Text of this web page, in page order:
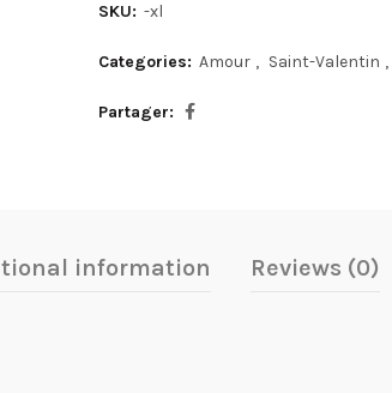
SKU: -xl
Categories: Amour , Saint-Valentin ,
Partager
information Reviews (0)